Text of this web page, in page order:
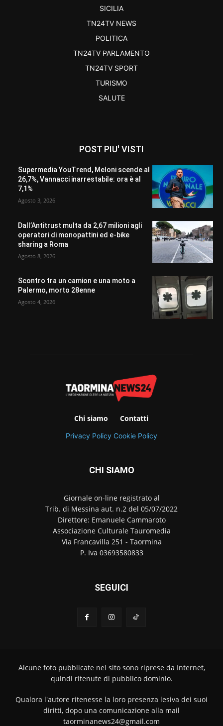
SICILIA
TN24TV NEWS
POLITICA
TN24TV PARLAMENTO
TN24TV SPORT
TURISMO
SALUTE
POST PIU' VISTI
Supermedia YouTrend, Meloni scende al
26,7%, Vannacci inarrestabile: ora è al
7,1%
Agosto 3, 2026
Dall’Antitrust multa da 2,67 milioni agli
operatori di monopattini ed e-bike
sharing a Roma
Agosto 8, 2026
Scontro tra un camion e una moto a
Palermo, morto 28enne
Agosto 4, 2026
Chi siamo Contatti
Privacy Policy Cookie Policy
CHI SIAMO
Giornale on-line registrato al
Trib. di Messina aut. n.2 del 05/07/2022
Direttore: Emanuele Cammaroto
Associazione Culturale Tauromedia
Via Francavilla 251 - Taormina
P. Iva 03693580833
SEGUICI
Alcune foto pubblicate nel sito sono riprese da Internet,
quindi ritenute di pubblico dominio.
Qualora l'autore ritenesse la loro presenza lesiva dei suoi
diritti, dopo una comunicazione alla mail
taorminanews24@gmail.com